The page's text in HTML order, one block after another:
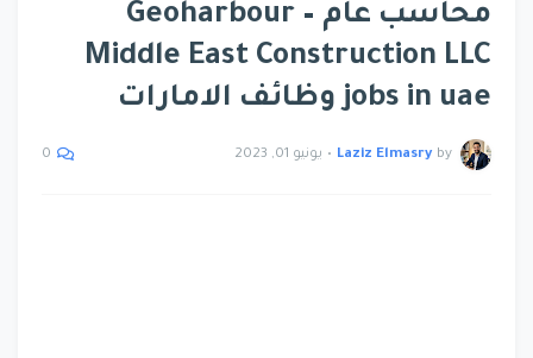
محاسب عام – Geoharbour
Middle East Construction LLC
jobs in uae وظائف الامارات
by
Laziz Elmasry
• يونيو 01, 2023 0